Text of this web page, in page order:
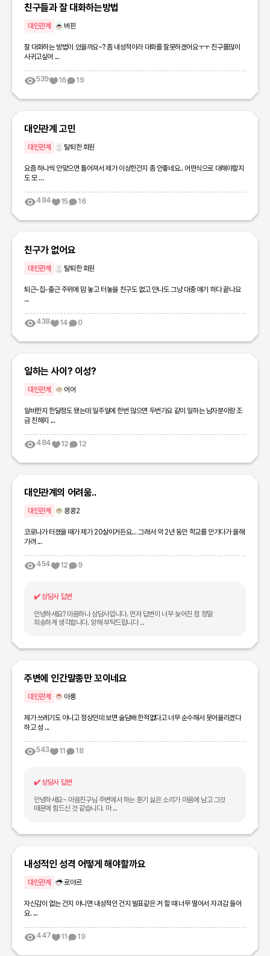
친구들과 잘 대화하는방법
대인관계 버핀
잘 대화하는 방법이 있을까요~? 좀 내성적이라 대화를 잘못하겠어요ㅜㅜ 친구를많이
사귀고싶어 ...
539 16 19
대인관계 고민
대인관계 탈퇴한 회원
요즘 하나씩 안맞으면 틀어져서 제가 이상한건지 좀 안좋네요.. 어떤식으로 대해야할지
도 모 ...
484 15 16
친구가 없어요
대인관계 탈퇴한 회원
퇴근-집-출근 주위에 맘 놓고 터놓을 친구도 없고 만나도 그냥 대충 얘기 하다 끝나요
...
438 14 0
일하는 사이? 이성?
대인관계 어어
알바한지 한달정도 됐는데 일주일에 한번 많으면 두번가요 같이 일하는 남자분이랑 조
금 친해지 ...
484 12 12
대인관계의 어려움..
대인관계 콩콩2
코로나가 터졌을 때가 제가 20살이거든요… 그래서 약 2년 동안 학교를 안가다가 올해
가려 ...
454 12 9
✔️상담사 답변
안녕하세요? 마음하나 상담사입니다. 먼저 답변이 너무 늦어진 점 정말
죄송하게 생각합니다. 양해 부탁드립니다 ...
주변에 인간말종만 꼬이네요
대인관계 아롱
제가 쓰레기도 아니고 정상인데 보면 술담배 한적없다고 너무 순수해서 못어울리겠다
하고 성 ...
543 11 18
✔️상담사 답변
안녕하세요~ 마음친구님 주변에서 하는 듣기 싫은 소리가 마음에 남고 그것
때문에 힘드신 것 같습니다. 마 ...
내성적인 성격 어떻게 해야할까요
대인관계 로야르
자신감이 없는 건지 아니면 내성적인 건지 발표같은 거 할 때 너무 떨어서 자괴감 들어
요. ...
447 11 19